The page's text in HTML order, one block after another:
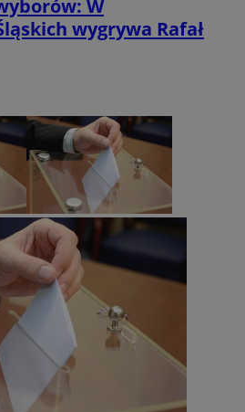
W
wygrywa Rafał